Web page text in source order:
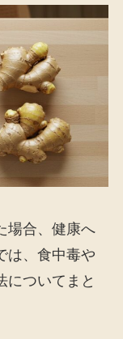
場合、健康へ
は、食中毒や
についてまと